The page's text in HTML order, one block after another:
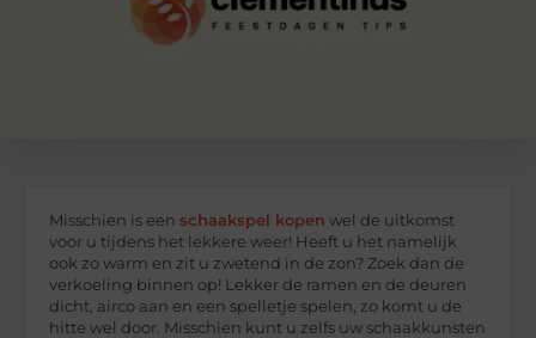
Misschien is eenschaakspel kopen wel de uitkomst
voor u tijdens het lekkere weer! Heeft u het namelijk
ook zo warm en zit u zwetend in de zon? Zoek dan de
verkoeling binnen op! Lekker de ramen en de deuren
dicht, airco aan en een spelletje spelen, zo komt u de
hitte wel door. Misschien kunt u zelfs uw schaakkunsten